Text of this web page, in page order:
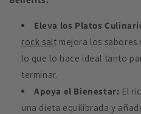
Eleva los Platos
rock salt mejora los
lo que lo hace ideal tanto
terminar.
Apoya el Bienestar: El
una dieta equilibrada y